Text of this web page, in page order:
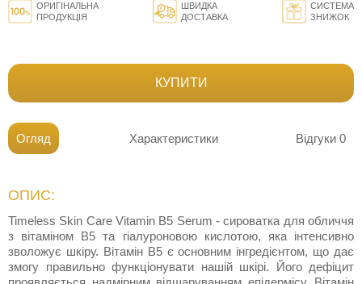
ОРИГІНАЛЬНА
ПРОДУКЦІЯ
ШВИДКА
ДОСТАВКА
СИСТЕМА
ЗНИЖОК
КУПИТИ
Огляд Характеристики Відгуки 0
ОПИС:
Timeless Skin Care Vitamin B5 Serum - сироватка для обличчя
з вітаміном В5 та гіалуроновою кислотою, яка інтенсивно
зволожує шкіру. Вітамін В5 є основним інгредієнтом, що дає
змогу правильно функціонувати нашій шкірі. Його дефіцит